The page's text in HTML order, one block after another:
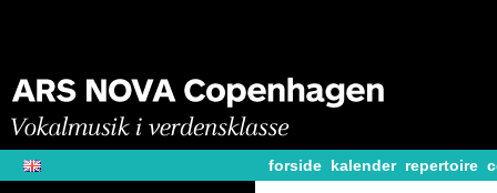
forside kalender repertoire